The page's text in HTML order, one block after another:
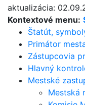
Kontextové menu:
Štatút,
Primátor
Zástupcovia
Hlavný
Mestské
Mestská
aktualizácia: